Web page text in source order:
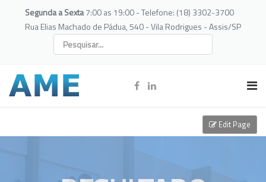
Segunda a Sexta7:00 as 19:00 - Telefone: (18) 3302-3700
Rua Elias Machado de Pádua, 540 - Vila Rodrigues - Assis/SP
Edit Page